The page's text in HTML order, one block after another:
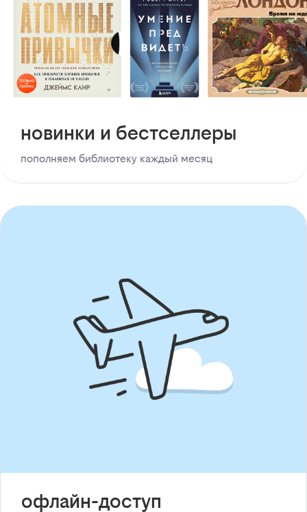
новинки и бестселлеры
пополняем библиотеку каждый месяц
офлайн-доступ